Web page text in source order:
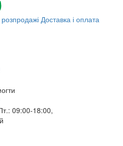
розпродажі Доставка і оплата
09:00-18:00,